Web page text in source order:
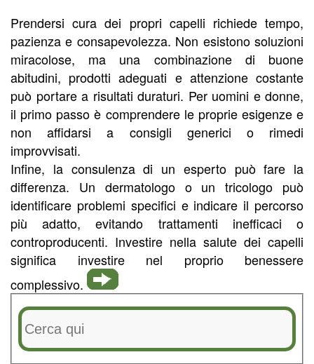
Prendersi cura dei propri capelli richiede tempo,
pazienza e consapevolezza. Non esistono soluzioni
miracolose, ma una combinazione di buone
abitudini, prodotti adeguati e attenzione costante
può portare a risultati duraturi. Per uomini e donne,
il primo passo è comprendere le proprie esigenze e
non affidarsi a consigli generici o rimedi
improvvisati.
Infine, la consulenza di un esperto può fare la
differenza. Un dermatologo o un tricologo può
identificare problemi specifici e indicare il percorso
più adatto, evitando trattamenti inefficaci o
controproducenti. Investire nella salute dei capelli
significa investire nel proprio benessere
complessivo.